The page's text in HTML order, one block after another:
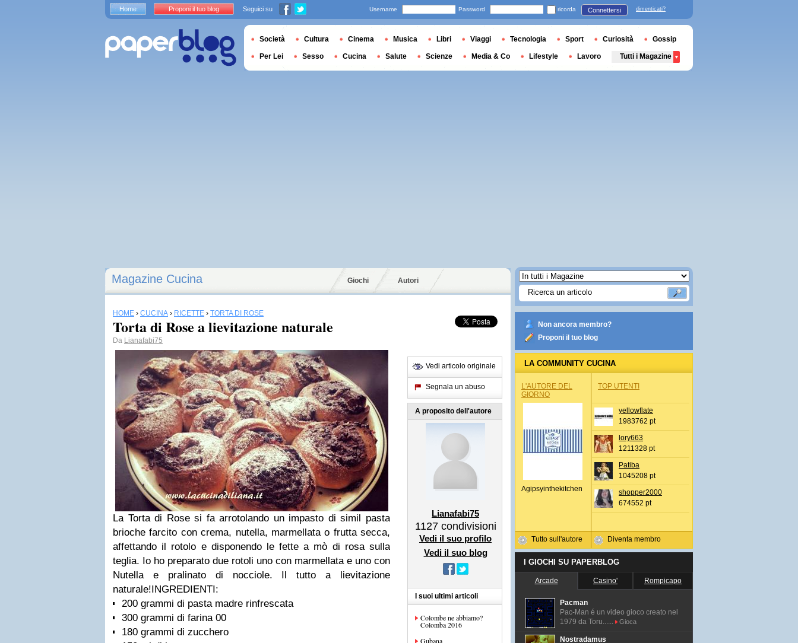
Magazine Cucina Giochi Autori
HOME › CUCINA › RICETTE › TORTA DI ROSE
Torta di Rose a lievitazione naturale
Da Lianafabi75
La Torta di Rose si fa arrotolando un impasto di simil pasta
brioche farcito con crema, nutella, marmellata o frutta secca,
affettando il rotolo e disponendo le fette a mò di rosa sulla
teglia. Io ho preparato due rotoli uno con marmellata e uno con
Nutella e pralinato di nocciole. Il tutto a lievitazione
naturale!INGREDIENTI:
200 grammi di pasta madre rinfrescata
300 grammi di farina 00
180 grammi di zucchero
Vedi articolo originale
Segnala un abuso
A proposito dell'autore
Lianafabi75
1127 condivisioni
Vedi il suo profilo
Vedi il suo blog
I suoi ultimi articoli
Colombe ne abbiamo?
Colomba 2016
Gubana
Non ancora membro?
Proponi il tuo blog
LA COMMUNITY CUCINA
L'AUTORE DEL
GIORNO
Agipsyinthekitchen
Tutto sull'autore
TOP UTENTI
yellowflate
1983762 pt
lory663
1211328 pt
Patiba
1045208 pt
shopper2000
674552 pt
Diventa membro
I GIOCHI SU PAPERBLOG
Arcade Casino' Rompicapo
Pacman
Pac-Man é un video gioco creato nel
1979 da Toru......
Gioca
Nostradamus
Home Proponi il tuo blog Seguici su Username Password ricorda Connettersi dimenticati?
Società Cultura Cinema Musica Libri Viaggi Tecnologia Sport Curiosità Gossip
Per Lei Sesso Cucina Salute Scienze Media & Co Lifestyle Lavoro Tutti i Magazine